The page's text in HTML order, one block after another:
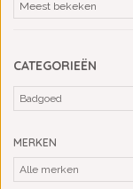
CATEGORIEËN
MERKEN